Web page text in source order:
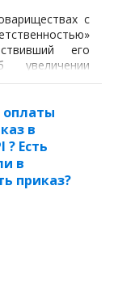
с
его
увеличении
со дня
оплаты
в
Есть
в
приказ?